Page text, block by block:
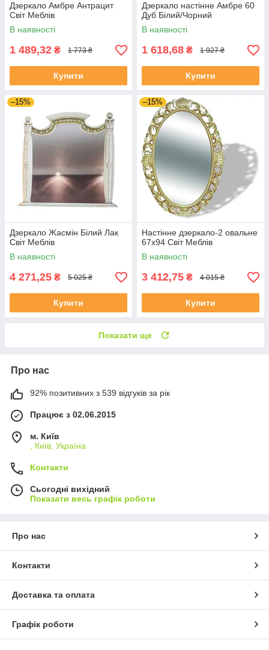
Дзеркало Амбре Антрацит
Світ Меблів
В наявності
1 489,32 ₴ 1 773 ₴
Купити
Дзеркало настінне Амбре 60
Дуб Білий/Чорний
В наявності
1 618,68 ₴ 1 927 ₴
Купити
–15%
Дзеркало Жасмін Білий Лак
Світ Меблів
В наявності
4 271,25 ₴ 5 025 ₴
Купити
–15%
Настінне дзеркало-2 овальне
67х94 Світ Меблів
В наявності
3 412,75 ₴ 4 015 ₴
Купити
Показати ще
Про нас
92% позитивних з 539 відгуків за рік
Працює з 02.06.2015
м. Київ
, Київ, Україна
Контакти
Сьогодні вихідний
Показати весь графік роботи
Про нас
Контакти
Доставка та оплата
Графік роботи